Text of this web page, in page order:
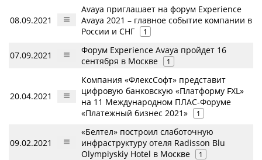
08.09.2021
Avaya приглашает на форум Experience
Avaya 2021 – главное событие компании в
России и СНГ
1
07.09.2021
Форум Experience Avaya пройдет 16
сентября в Москве
1
20.04.2021
Компания «ФлексСофт» представит
цифровую банковскую «Платформу FXL»
на 11 Международном ПЛАС-Форуме
«Платежный бизнес 2021»
1
09.02.2021
«Белтел» построил слаботочную
инфраструктуру отеля Radisson Blu
Olympiyskiy Hotel в Москве
1